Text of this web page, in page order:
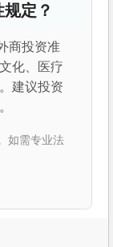
定？
商投资准
化、医疗
建议投资
如需专业法